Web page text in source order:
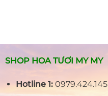
SHOP HOA TƯƠI MY MY
Hotline 1:0979.424.145